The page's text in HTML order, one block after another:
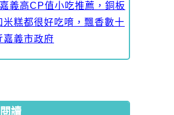
義高CP值小吃推薦，銅板
米糕都很好吃唷，飄香數十
嘉義市政府
讀